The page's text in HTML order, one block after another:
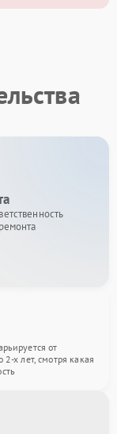
от
2-х лет, смотря какая